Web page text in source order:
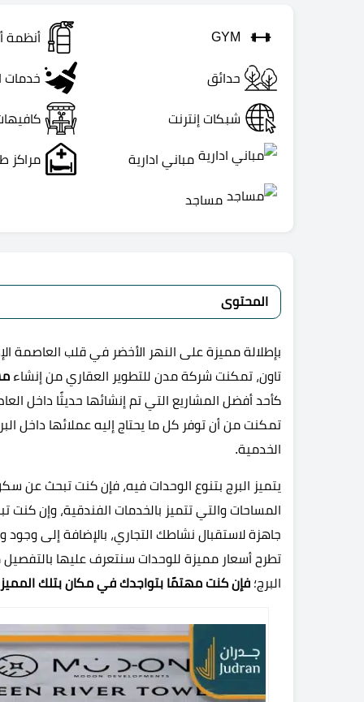
GYM أنظمة
حدائق خدمات
شبكات إنترنت
مباني ادارية مراكز
مساجد
المحتوى
بإطلالة مميزة على النهر الأخضر في قلب العاصمة
تاون، تمكنت شركة مدن للتطوير العقاري من إنشاء
كأحد أفضل المشاريع التي تم إنشائها حديثًا داخل
تمكنت من أن توفر كل ما يحتاج إليه عملائها داخل
الخدمية.
يتميز البرج بتنوع الوحدات فيه، فإن كنت تبحث عن
المساحات والتي تتميز بالخدمات الفندقية، وإن كنت
جاهزة لاستقبال نشاطك التجاري، بالإضافة إلى وجود
تطرح أسعار مميزة للوحدات سنتعرف عليها
البرج؛ فإن كنت مهتمًا بتواجدك في مكان بتلك